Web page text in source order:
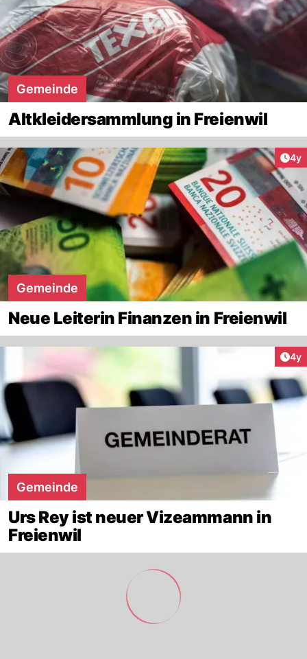
Gemeinde
Altkleidersammlung in Freienwil
4y
Gemeinde
Neue Leiterin Finanzen in Freienwil
4y
Gemeinde
Urs Rey ist neuer Vizeammann in
Freienwil